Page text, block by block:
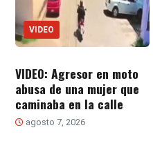
VIDEO
VIDEO: Agresor en moto
abusa de una mujer que
caminaba en la calle
agosto 7, 2026